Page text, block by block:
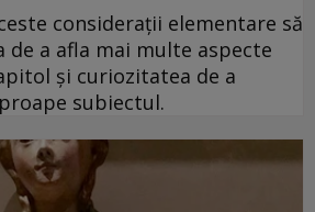
considerații elementare să
a afla mai multe aspecte
și curiozitatea de a
subiectul.